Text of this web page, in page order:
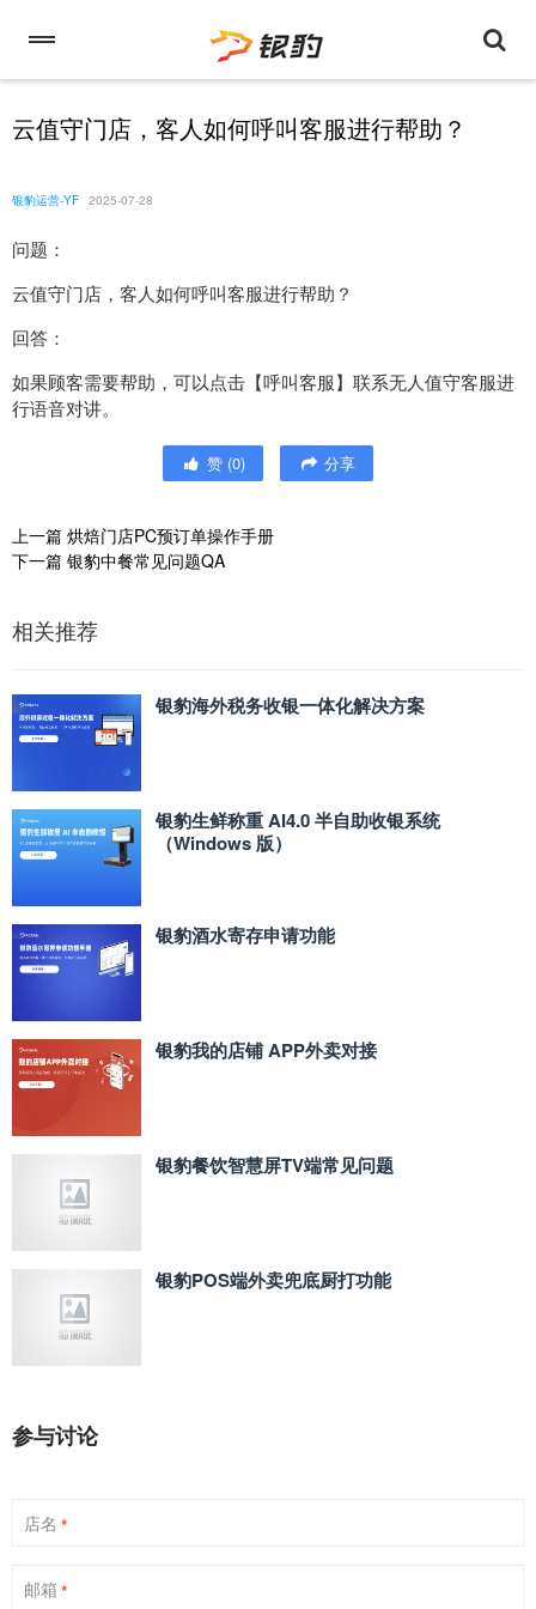
云值守门店，客人如何呼叫客服进行帮助？
银豹运营-YF 2025-07-28
问题：
云值守门店，客人如何呼叫客服进行帮助？
回答：
如果顾客需要帮助，可以点击【呼叫客服】联系无人值守客服进
行语音对讲。
赞 (0) 分享
上一篇 烘焙门店PC预订单操作手册
下一篇 银豹中餐常见问题QA
相关推荐
银豹海外税务收银一体化解决方案
银豹生鲜称重 AI4.0 半自助收银系统
（Windows 版）
银豹酒水寄存申请功能
银豹我的店铺 APP外卖对接
银豹餐饮智慧屏TV端常见问题
银豹POS端外卖兜底厨打功能
参与讨论
店名 *
邮箱 *